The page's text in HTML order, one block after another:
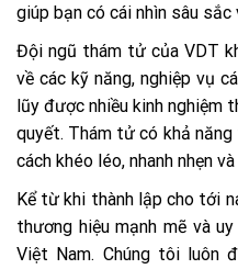
giúp bạn có cái nhìn sâu sắc
Đội ngũ thám tử của VDT
về các kỹ năng, nghiệp vụ
lũy được nhiều kinh nghiệm
quyết. Thám tử có khả
cách khéo léo, nhanh nhẹn
Kể từ khi thành lập cho tới
thương hiệu mạnh mẽ và
Việt Nam. Chúng tôi luôn